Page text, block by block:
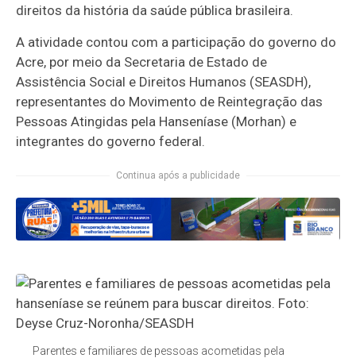
direitos da história da saúde pública brasileira.
A atividade contou com a participação do governo do
Acre, por meio da Secretaria de Estado de
Assistência Social e Direitos Humanos (SEASDH),
representantes do Movimento de Reintegração das
Pessoas Atingidas pela Hanseníase (Morhan) e
integrantes do governo federal.
Continua após a publicidade
Parentes e familiares de pessoas acometidas pela